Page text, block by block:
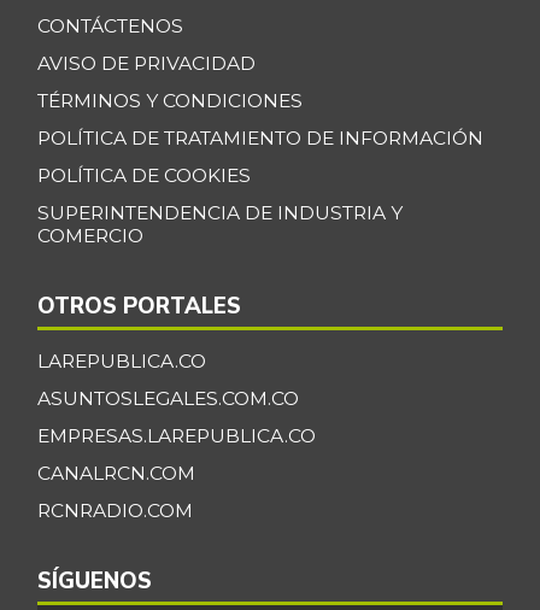
CONTÁCTENOS
AVISO DE PRIVACIDAD
TÉRMINOS Y CONDICIONES
POLÍTICA DE TRATAMIENTO DE INFORMACIÓN
POLÍTICA DE COOKIES
SUPERINTENDENCIA DE INDUSTRIA Y
COMERCIO
OTROS PORTALES
LAREPUBLICA.CO
ASUNTOSLEGALES.COM.CO
EMPRESAS.LAREPUBLICA.CO
CANALRCN.COM
RCNRADIO.COM
SÍGUENOS